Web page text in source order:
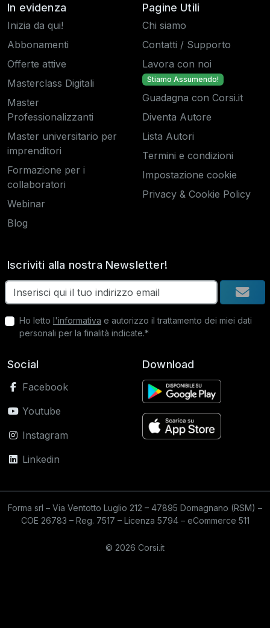
In evidenza
Inizia da qui!
Abbonamenti
Offerte attive
Masterclass Digitali
Master
Professionalizzanti
Master universitario per
imprenditori
Formazione per i
collaboratori
Webinar
Blog
Pagine Utili
Chi siamo
Contatti / Supporto
Lavora con noi
Stiamo Assumendo!
Guadagna con Corsi.it
Diventa Autore
Lista Autori
Termini e condizioni
Impostazione cookie
Privacy & Cookie Policy
Iscriviti alla nostra Newsletter!
Ho letto l'informativa e autorizzo il trattamento dei miei dati
personali per la finalità indicate.*
Social
Facebook
Youtube
Instagram
Linkedin
Download
Forma srl – Via Ventotto Luglio 212 – 47895 Domagnano (RSM) –
COE 26783 – Reg. 7517 – Licenza 5794 – eCommerce 511
© 2026 Corsi.it